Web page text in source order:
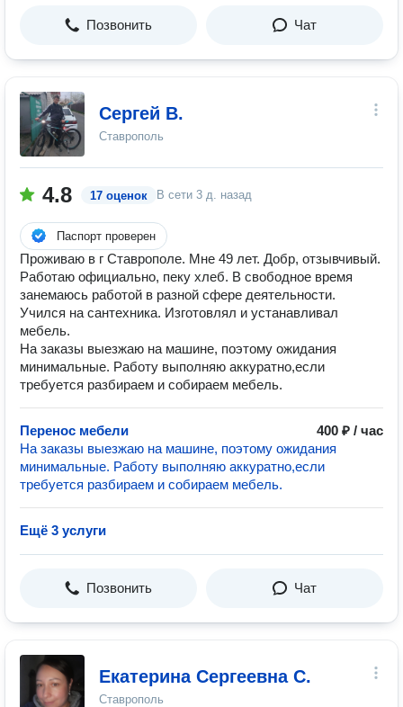
Позвонить Чат
Сергей В.
Ставрополь
4.8 17 оценок В сети 3 д. назад
Паспорт проверен
Проживаю в г Ставрополе. Мне 49 лет. Добр, отзывчивый.
Работаю официально, пеку хлеб. В свободное время
занемаюсь работой в разной сфере деятельности.
Учился на сантехника. Изготовлял и устанавливал
мебель.
На заказы выезжаю на машине, поэтому ожидания
минимальные. Работу выполняю аккуратно,если
требуется разбираем и собираем мебель.
Перенос мебели
400 ₽ / час
На заказы выезжаю на машине, поэтому ожидания
минимальные. Работу выполняю аккуратно,если
требуется разбираем и собираем мебель.
Ещё 3 услуги
Позвонить Чат
Екатерина Сергеевна С.
Ставрополь